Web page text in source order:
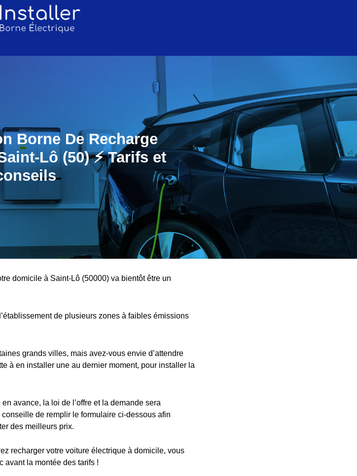
Borne De Recharge
Lô (50) ⚡️ Tarifs et
domicile à Saint-Lô (50000) va bientôt être un
de plusieurs zones à faibles émissions
grands villes, mais avez-vous envie d’attendre
à en installer une au dernier moment, pour installer la
avance, la loi de l’offre et la demande sera
de remplir le formulaire ci-dessous afin
des meilleurs prix.
recharger votre voiture électrique à domicile, vous
avant la montée des tarifs !